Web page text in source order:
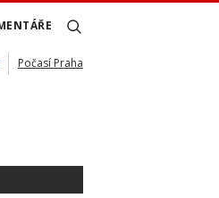
Počasí Praha